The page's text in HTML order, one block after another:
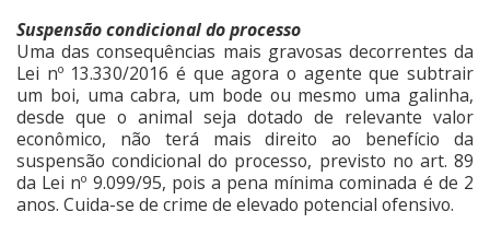
Suspensão condicional do processo
Uma das consequências mais gravosas decorrentes da
Lei nº 13.330/2016 é que agora o agente que subtrair
um boi, uma cabra, um bode ou mesmo uma galinha,
desde que o animal seja dotado de relevante valor
econômico, não terá mais direito ao benefício da
suspensão condicional do processo, previsto no art. 89
da Lei nº 9.099/95, pois a pena mínima cominada é de 2
anos. Cuida-se de crime de elevado potencial ofensivo.